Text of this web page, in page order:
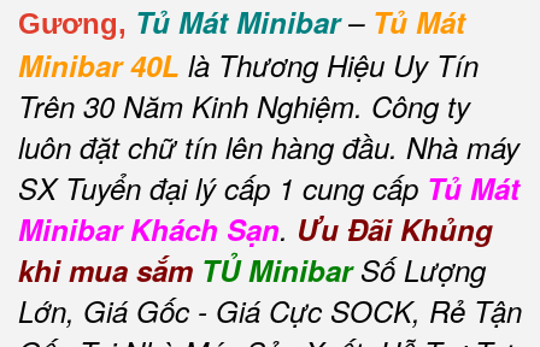
Gương, Tủ Mát Minibar– Tủ Mát
Minibar 40L là Thương Hiệu Uy Tín
Trên 30 Năm Kinh Nghiệm. Công ty
luôn đặt chữ tín lên hàng đầu. Nhà máy
SX Tuyển đại lý cấp 1 cung cấp Tủ Mát
Minibar Khách Sạn. Ưu Đãi Khủng
khi mua sắm TỦ MinibarSố Lượng
Lớn, Giá Gốc - Giá Cực SOCK, Rẻ Tận